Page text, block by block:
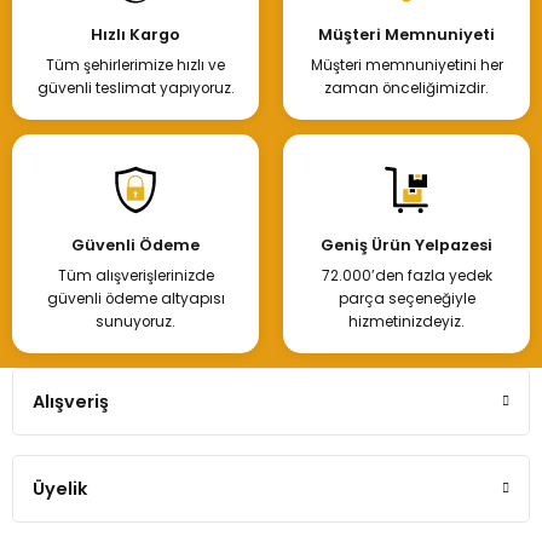
Hızlı Kargo
Tüm şehirlerimize hızlı ve
güvenli teslimat yapıyoruz.
Müşteri Memnuniyeti
Müşteri memnuniyetini her
zaman önceliğimizdir.
Güvenli Ödeme
Tüm alışverişlerinizde
güvenli ödeme altyapısı
sunuyoruz.
Geniş Ürün Yelpazesi
72.000’den fazla yedek
parça seçeneğiyle
hizmetinizdeyiz.
Alışveriş
Üyelik